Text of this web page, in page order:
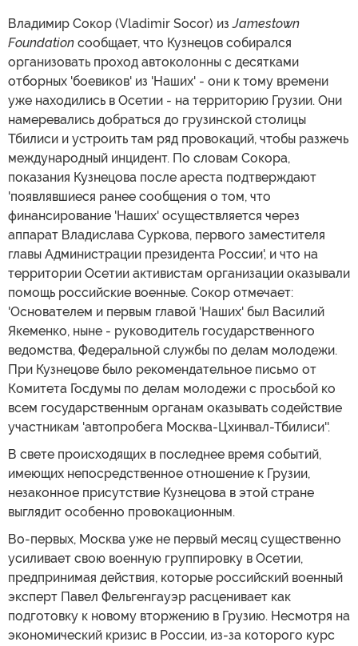
Владимир Сокор (Vladimir Socor) изJamestown
Foundation сообщает, что Кузнецов собирался
организовать проход автоколонны с десятками
отборных 'боевиков' из 'Наших' - они к тому времени
уже находились в Осетии - на территорию Грузии. Они
намеревались добраться до грузинской столицы
Тбилиси и устроить там ряд провокаций, чтобы разжечь
международный инцидент. По словам Сокора,
показания Кузнецова после ареста подтверждают
'появлявшиеся ранее сообщения о том, что
финансирование 'Наших' осуществляется через
аппарат Владислава Суркова, первого заместителя
главы Администрации президента России', и что на
территории Осетии активистам организации оказывали
помощь российские военные. Сокор отмечает:
'Основателем и первым главой 'Наших' был Василий
Якеменко, ныне - руководитель государственного
ведомства, Федеральной службы по делам молодежи.
При Кузнецове было рекомендательное письмо от
Комитета Госдумы по делам молодежи с просьбой ко
всем государственным органам оказывать содействие
участникам 'автопробега Москва-Цхинвал-Тбилиси''.
В свете происходящих в последнее время событий,
имеющих непосредственное отношение к Грузии,
незаконное присутствие Кузнецова в этой стране
выглядит особенно провокационным.
Во-первых, Москва уже не первый месяц существенно
усиливает свою военную группировку в Осетии,
предпринимая действия, которые российский военный
эксперт Павел Фельгенгауэр расценивает как
подготовку к новому вторжению в Грузию. Несмотря на
экономический кризис в России, из-за которого курс